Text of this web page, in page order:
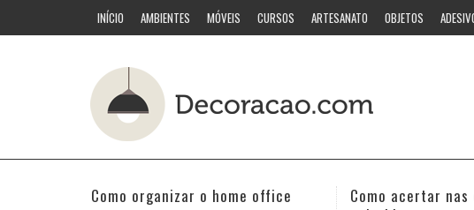
INÍCIO AMBIENTES MÓVEIS CURSOS ARTESANATO OBJETOS
Como acertar nas combinações
Quarto pequeno